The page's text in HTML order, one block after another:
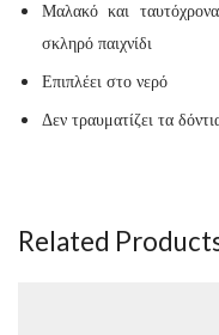
Μαλακό και
σκληρό παιχνίδι
Επιπλέει στο νερό
Δεν τραυματίζει τα
Related